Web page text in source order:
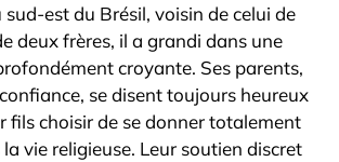
sud-est du Brésil, voisin de celui de
deux frères, il a grandi dans une
croyante. Ses parents,
se disent toujours heureux
fils choisir de se donner totalement
vie religieuse. Leur soutien discret